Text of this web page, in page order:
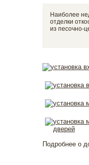
Наиболее
отделки
из песочно-
Подробнее о